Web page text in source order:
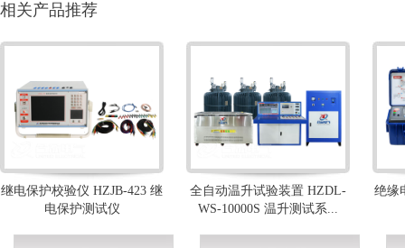
相关产品推荐
继电保护校验仪 HZJB-423 继
电保护测试仪
全自动温升试验装置 HZDL-
WS-10000S 温升测试系...
绝缘